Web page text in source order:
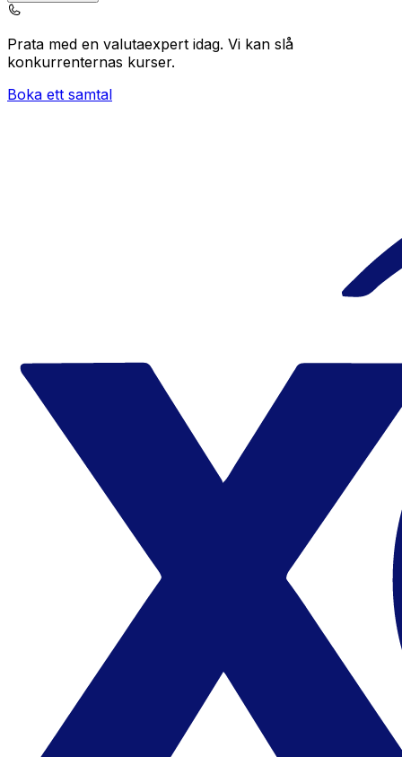
Prata med en valutaexpert idag. Vi kan slå
konkurrenternas kurser.
Boka ett samtal